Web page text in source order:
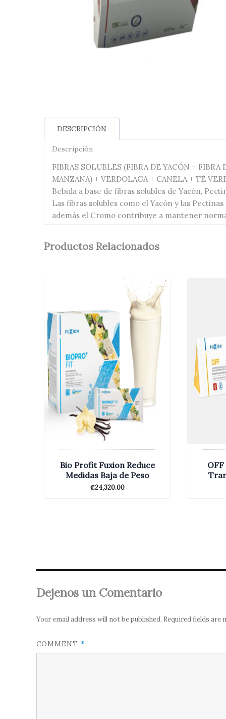
DESCRIPCIÓN
Descripción
FIBRAS SOLUBLES (FIBRA DE YACÓN +
MANZANA) + VERDOLAGA + CANELA + TÉ
Bebida a base de fibras solubles de Yacón,
Las fibras solubles como el Yacón y las
además el Cromo contribuye a mantener
Productos Relacionados
Bio Profit Fuxion Reduce
Medidas Baja de Peso
₡24,320.00
Dejenos un Comentario
Your email address will not be published. Required fields are
COMMENT *